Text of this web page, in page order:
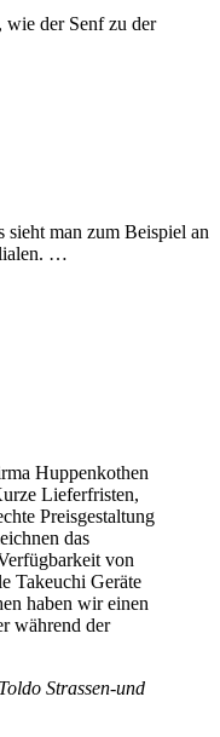
wie der Senf zu der
man zum Beispiel an
…
Huppenkothen
Lieferfristen,
Preisgestaltung
das
von
Takeuchi Geräte
haben wir einen
während der
Strassen-und